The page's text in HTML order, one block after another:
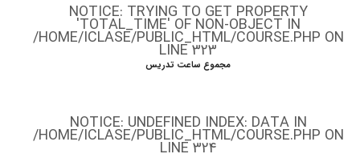
NOTICE: TRYING TO GET PROPERTY
'TOTAL_TIME' OF NON-OBJECT IN
/HOME/ICLASE/PUBLIC_HTML/COURSE.PHP ON
LINE323
مجموع ساعت تدریس
NOTICE: UNDEFINED INDEX: DATA IN
/HOME/ICLASE/PUBLIC_HTML/COURSE.PHP ON
LINE324